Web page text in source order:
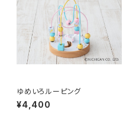
ゆめいろルーピング
¥4,400